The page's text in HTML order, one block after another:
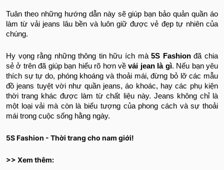
Tuân theo những hướng dẫn này sẽ giúp bạn bảo quản quần áo
làm từ vải jeans lâu bền và luôn giữ được vẻ đẹp tự nhiên của
chúng.
Hy vọng rằng những thông tin hữu ích mà5S Fashionđã chia
sẻ ở trên đã giúp bạn hiểu rõ hơn vềvải jean là gì. Nếu bạn yêu
thích sự tự do, phóng khoáng và thoải mái, đừng bỏ lỡ các mẫu
đồ jeans tuyệt vời như quần jeans, áo khoác, hay các phụ kiện
thời trang khác được làm từ chất liệu này. Jeans không chỉ là
một loại vải mà còn là biểu tượng của phong cách và sự thoải
mái trong cuộc sống hằng ngày.
5S Fashion - Thời trang cho nam giới!
>> Xem thêm: